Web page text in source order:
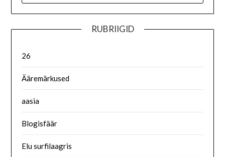
RUBRIIGID
26
Ääremärkused
aasia
Blogisfäär
Elu surfilaagris